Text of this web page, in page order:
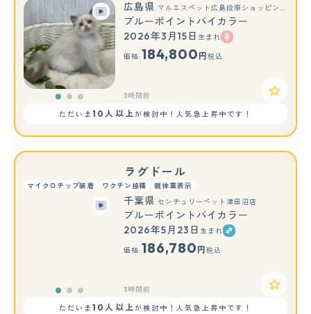
もっと見る
広島県 マルエスペット広島段原ショッピングセンター店
ブルーポイントバイカラー
2026年3月15日 生まれ
価格:184,800 円 税込
3時間前
ただいま10人以上が検討中！人気急上昇中です！
ラグドール
マイクロチップ装着 ワクチン接種 親体重表示
もっと見る
千葉県 センチュリーペット津田沼店
ブルーポイントバイカラー
2026年5月23日 生まれ
価格:186,780 円 税込
3時間前
ただいま10人以上が検討中！人気急上昇中です！